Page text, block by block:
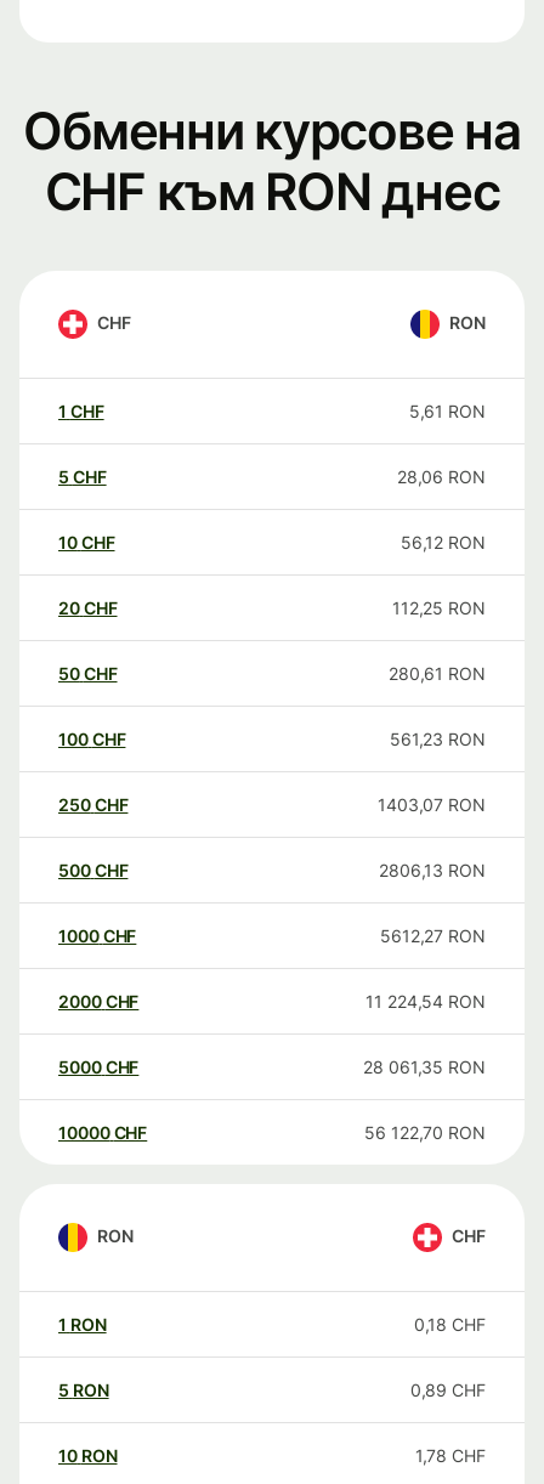
Обменни курсове на
CHF към RON днес
CHF RON
1 CHF 5,61 RON
5 CHF 28,06 RON
10CHF 56,12 RON
20CHF 112,25 RON
50CHF 280,61 RON
100CHF 561,23 RON
250CHF 1403,07 RON
500CHF 2806,13 RON
1000CHF 5612,27 RON
2000CHF 11 224,54 RON
5000CHF 28 061,35 RON
10000 CHF 56 122,70 RON
RON CHF
1 RON 0,18 CHF
5 RON 0,89 CHF
10 RON 1,78 CHF